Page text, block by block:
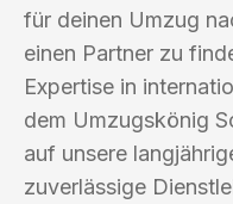
für deinen Umzug
einen Partner zu
Expertise in
dem Umzugskönig
auf unsere
zuverlässige